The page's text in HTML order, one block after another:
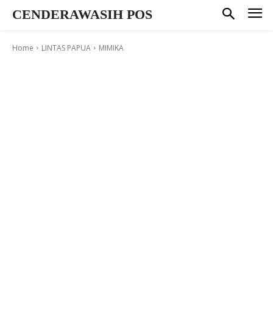
CENDERAWASIH POS
Home LINTAS PAPUA MIMIKA